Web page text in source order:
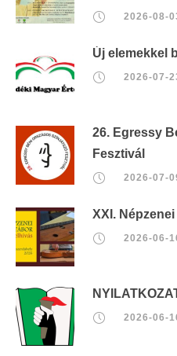
2026-08-
Új elemekkel
2026-07-
26. Egressy
Fesztivál
2026-07-
XXI.
2026-06-
2026-06-